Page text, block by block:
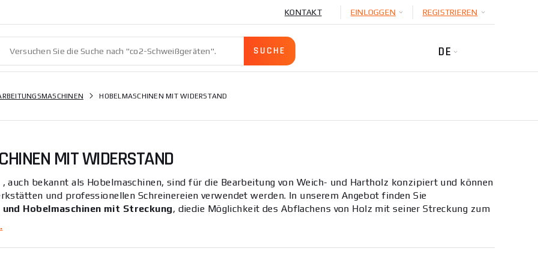
KONTAKT EINLOGGEN REGISTRIEREN
DE
HOBELMASCHINEN MIT WIDERSTAND
MIT WIDERSTAND
, auch bekannt als Hobelmaschinen, sind für die Bearbeitung von Weich- und Hartholz konzipiert und können
und professionellen Schreinereien verwendet werden. In unserem Angebot finden Sie
und Hobelmaschinen mit Streckung, diedie Möglichkeit des Abflachens von Holz mit seiner Streckung zum
und somit die Notwendigkeit des Kaufs einer Streckmaschine beseitigen, denn Hobelmaschinen mit
1 - Hobelmaschine und Streckmaschine.
des Zylinders mit den Hobelmessern sowie der stabilen Konstruktion eine glatte, spänefreie und